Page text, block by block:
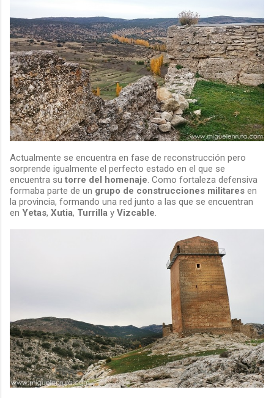
Actualmente se encuentra en fase de reconstrucción pero
sorprende igualmente el perfecto estado en el que se
encuentra su torre del homenaje. Como fortaleza defensiva
formaba parte de un grupo de construcciones militares en
la provincia, formando una red junto a las que se encuentran
en Yetas, Xutia, Turrilla y Vizcable.